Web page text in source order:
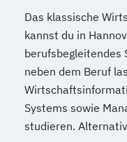
Das klassische
kannst du in
berufsbegleitendes
neben dem Beruf
Systems sowie
studieren.